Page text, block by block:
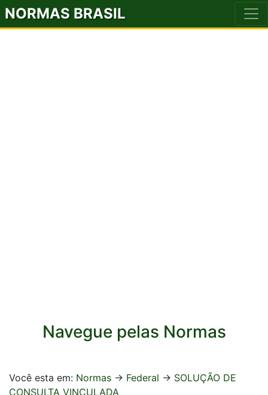
NORMAS BRASIL
Navegue pelas Normas
Você esta em: Normas -> Federal -> SOLUÇÃO DE
CONSULTA VINCULADA